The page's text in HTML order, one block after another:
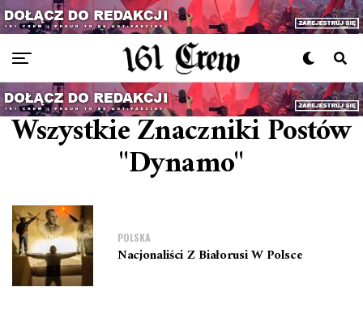
Wszystkie Znaczniki Postów
"Dynamo"
POLSKA
Nacjonaliści Z Białorusi W Polsce